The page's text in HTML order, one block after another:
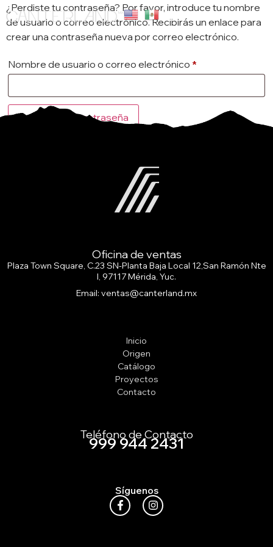
¿Perdiste tu contraseña? Por favor, introduce tu nombre
de usuario o correo electrónico. Recibirás un enlace para
crear una contraseña nueva por correo electrónico.
Nombre de usuario o correo electrónico *
Restablecer contraseña
Oficina de ventas
Plaza Town Square, C.23 SN-Planta Baja Local 12,San Ramón Nte
I, 97117 Mérida, Yuc.
Email: ventas@canterland.mx
Inicio
Origen
Catálogo
Proyectos
Contacto
Teléfono de Contacto
999 944 2431
Síguenos